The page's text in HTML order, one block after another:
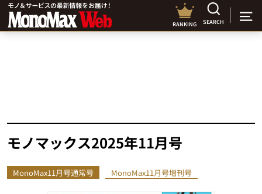
RANKING SEARCH
モノマックス2025年11月号
MonoMax11月号通常号 MonoMax11月号増刊号